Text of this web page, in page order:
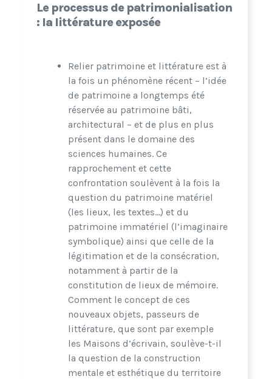
compléter la réflexion théorique et la
formalisation conceptuelle. C’est la raison pour
transversalité et l’interdisciplinarité tandis que la
thématique devrait pouvoir être mise en
perspective en se déclinant à l’échelle régionale et
nationale, tant pour la France que pour les autres
nations visées par les aires linguistiques et
culturelles étudiées dans Plurielles, sans exclure
une réflexion sur des territoires politiques et
géographiques plus larges (Europe politique ou
aire francophone par exemple).
Ce thème réunira des chercheurs spécialistes en
littératures, langues régionales, langues
étrangères, sciences du langage, didactique,
appartenant à l’UR Plurielles. Au-delà, il pourra
rassembler des spécialistes en histoire,
géographie, arts du spectacle, sciences de
l’éducation, sociologie, sciences de l’information
et de la communication…
Plusieurs axes de recherche pourront être
développés :
Le processus de patrimonialisation
: la littérature exposée
Relier patrimoine et littérature est à
la fois un phénomène récent – l’idée
de patrimoine a longtemps été
réservée au patrimoine bâti,
architectural – et de plus en plus
présent dans le domaine des
sciences humaines. Ce
rapprochement et cette
confrontation soulèvent à la fois la
question du patrimoine matériel
(les lieux, les textes…) et du
patrimoine immatériel (l’imaginaire
symbolique) ainsi que celle de la
légitimation et de la consécration,
notamment à partir de la
constitution de lieux de mémoire.
Comment le concept de ces
nouveaux objets, passeurs de
littérature, que sont par exemple
les Maisons d’écrivain, soulève-t-il
la question de la construction
mentale et esthétique du territoire